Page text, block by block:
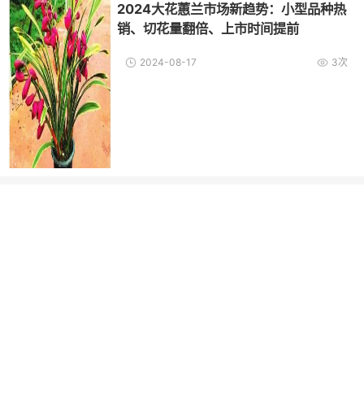
2024大花蕙兰市场新趋势：小型品种热
销、切花量翻倍、上市时间提前
3次
2024-08-17